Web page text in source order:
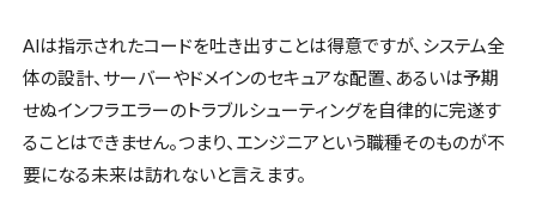
AIは指示されたコードを吐き出すことは得意ですが、システム全
体の設計、サーバーやドメインのセキュアな配置、あるいは予期
せぬインフラエラーのトラブルシューティングを自律的に完遂す
ることはできません。つまり、エンジニアという職種そのものが不
要になる未来は訪れないと言えます。